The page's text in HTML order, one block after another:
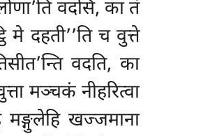
वदसि, का तं
मे दहती’’ति च वुत्ते
वदति, का
मञ्चकं नीहरित्वा
मङ्गुलेहि खज्जमाना